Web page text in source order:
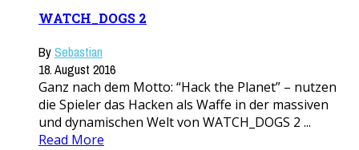
WATCH_DOGS 2
BySebastian
18. August 2016
Ganz nach dem Motto: “Hack the Planet” – nutzen
die Spieler das Hacken als Waffe in der massiven
und dynamischen Welt von WATCH_DOGS 2 ...
Read More